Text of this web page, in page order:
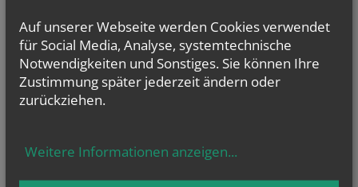
Auf unserer Webseite werden Cookies verwendet
für Social Media, Analyse, systemtechnische
Notwendigkeiten und Sonstiges. Sie können Ihre
Zustimmung später jederzeit ändern oder
zurückziehen.
Weitere Informationen anzeigen...